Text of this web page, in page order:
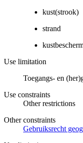
kust(strook)
strand
Use limitation
Toegangs- en
Use constraints
Other restrictions
Other constraints
Gebruiksrecht